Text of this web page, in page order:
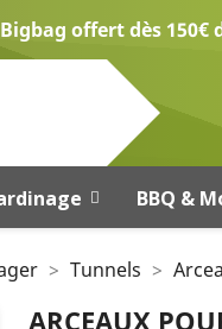
Bigbag offert dès 150€
BBQ &
Tunnels
ARCEAUX